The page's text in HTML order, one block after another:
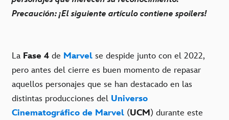
Precaución: ¡El siguiente artículo contiene spoilers!
La Fase 4 de Marvel se despide junto con el 2022,
pero antes del cierre es buen momento de repasar
aquellos personajes que se han destacado en las
distintas producciones del Universo
Cinematográfico de Marvel (UCM) durante este